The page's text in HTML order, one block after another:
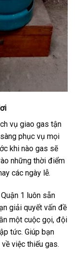
vụ giao gas tận
phục vụ mọi
khi nào gas sẽ
những thời điểm
các ngày lễ.
1 luôn sẵn
giải quyết vấn đề
một cuộc gọi, đội
tức. Giúp bạn
việc thiếu gas.